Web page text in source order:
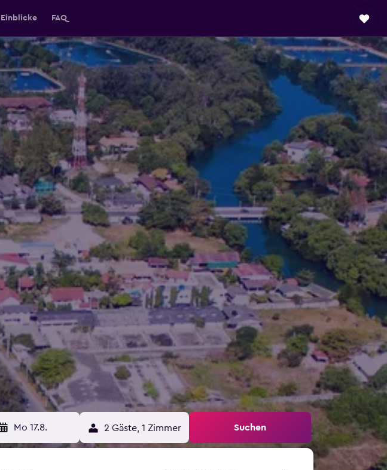
Einblicke FAQ
Mo 17.8. 2 Gäste, 1 Zimmer Suchen